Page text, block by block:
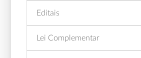
Editais
Lei Complementar